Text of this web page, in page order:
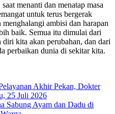
menanti dan menatap masa
untuk terus bergerak
ambisi dan harapan
baik. Semua itu dimulai dari
diri kita akan perubahan, dan dari
perbaikan dunia di sekitar kita.
Akhir Pekan, Dokter
25 Juli 2026
Sabung Ayam dan Dadu di